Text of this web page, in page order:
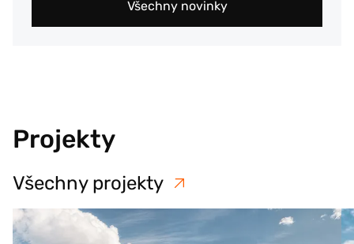
Všechny novinky
Projekty
Všechny projekty